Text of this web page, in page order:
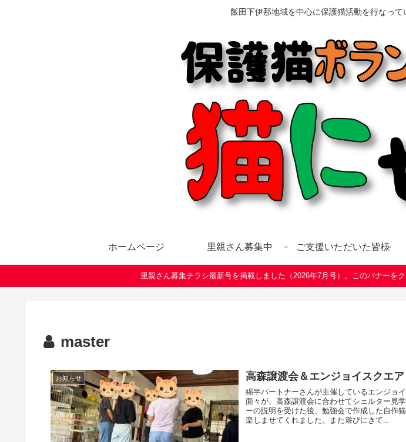
飯田下伊那地域を中心に保護猫活動を行なっ
ホームページ 里親さん募集中 ご支援いただいた皆様
里親さん募集チラシ最新号を掲載しました（2026年7月号）。このバナーを
master
お知らせ 高森譲渡会＆エンジョイスクエア
綿半パートナーさんが主催しているエンジョ
面々が、高森譲渡会に合わせてシェルター見
ーの説明を受けた後、勉強会で作成した自作
楽しませてくれました。また遊びにきて...